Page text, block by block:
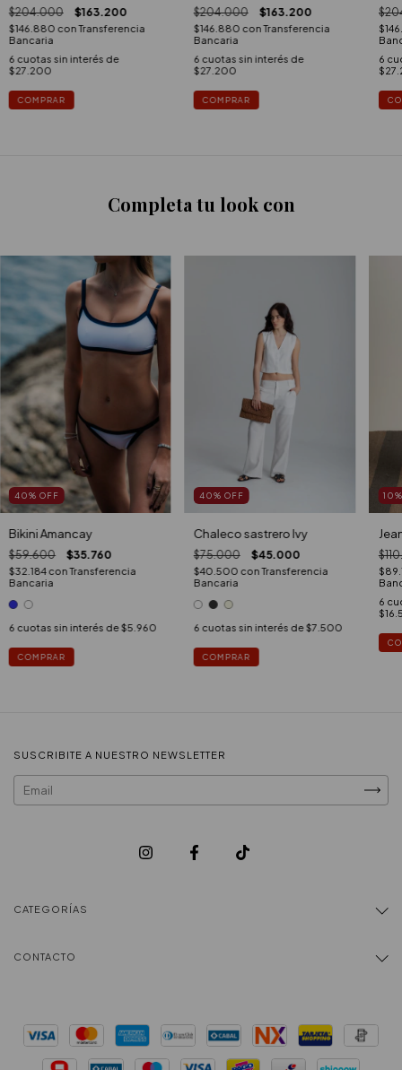
$204.000 $163.200
$146.880 con Transferencia
Bancaria
6 cuotas sin interés de
$27.200
COMPRAR
$204.000 $163.200
$146.880 con Transferencia
Bancaria
6 cuotas sin interés de
$27.200
COMPRAR
6
Completa tu look con
40% OFF
Bikini Amancay
$59.600 $35.760
$32.184con Transferencia
Bancaria
6 cuotas sin interés de$5.960
COMPRAR
40% OFF
Chaleco sastrero Ivy
$75.000 $45.000
$40.500 con Transferencia
Bancaria
6 cuotas sin interés de$7.500
COMPRAR
10
6
SUSCRIBITE A NUESTRO NEWSLETTER
CATEGORÍAS
CONTACTO